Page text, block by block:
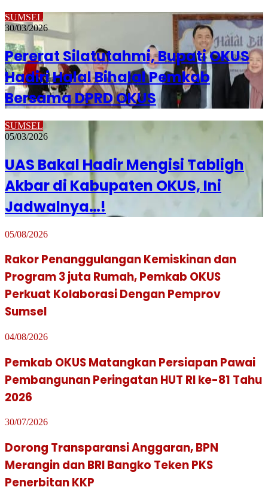
SUMSEL
30/03/2026
Pererat Silatutahmi, Bupati OKUS
Hadiri Halal Bihalal Pemkab
Bersama DPRD OKUS
SUMSEL
05/03/2026
UAS Bakal Hadir Mengisi Tabligh
Akbar di Kabupaten OKUS, Ini
Jadwalnya…!
05/08/2026
Rakor Penanggulangan Kemiskinan dan
Program 3 juta Rumah, Pemkab OKUS
Perkuat Kolaborasi Dengan Pemprov
Sumsel
04/08/2026
Pemkab OKUS Matangkan Persiapan Pawai
Pembangunan Peringatan HUT RI ke-81 Tahu
2026
30/07/2026
Dorong Transparansi Anggaran, BPN
Merangin dan BRI Bangko Teken PKS
Penerbitan KKP